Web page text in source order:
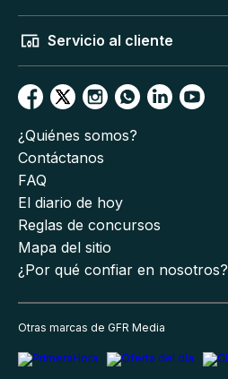
Servicio al cliente
¿Quiénes somos?
Contáctanos
FAQ
El diario de hoy
Reglas de concursos
Mapa del sitio
¿Por qué confiar en nosotros?
Otras marcas de GFR Media